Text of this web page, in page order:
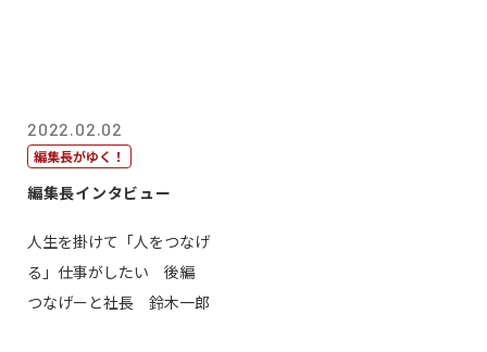
2022.02.02
編集長がゆく！
編集長インタビュー
人生を掛けて「人をつなげ
る」仕事がしたい 後編
つなげーと社長 鈴木一郎